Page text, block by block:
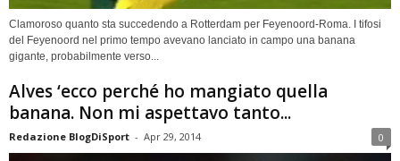
Clamoroso quanto sta succedendo a Rotterdam per Feyenoord-Roma. I tifosi
del Feyenoord nel primo tempo avevano lanciato in campo una banana
gigante, probabilmente verso...
Alves ‘ecco perché ho mangiato quella
banana. Non mi aspettavo tanto...
Redazione BlogDiSport - Apr 29, 2014 0